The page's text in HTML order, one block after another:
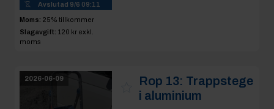
Avslutad 9/6 09:11
Moms: 25% tillkommer
Slagavgift: 120 kr exkl.
moms
2026-06-09 Rop 13: Trappstege
i aluminium